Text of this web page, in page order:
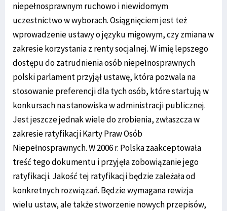
niepełnosprawnym ruchowo i niewidomym
uczestnictwo w wyborach. Osiągnięciem jest też
wprowadzenie ustawy o języku migowym, czy zmiana w
zakresie korzystania z renty socjalnej. W imię lepszego
dostępu do zatrudnienia osób niepełnosprawnych
polski parlament przyjął ustawę, która pozwala na
stosowanie preferencji dla tych osób, które startują w
konkursach na stanowiska w administracji publicznej.
Jest jeszcze jednak wiele do zrobienia, zwłaszcza w
zakresie ratyfikacji Karty Praw Osób
Niepełnosprawnych. W 2006 r. Polska zaakceptowała
treść tego dokumentu i przyjęła zobowiązanie jego
ratyfikacji. Jakość tej ratyfikacji będzie zależała od
konkretnych rozwiązań. Będzie wymagana rewizja
wielu ustaw, ale także stworzenie nowych przepisów,